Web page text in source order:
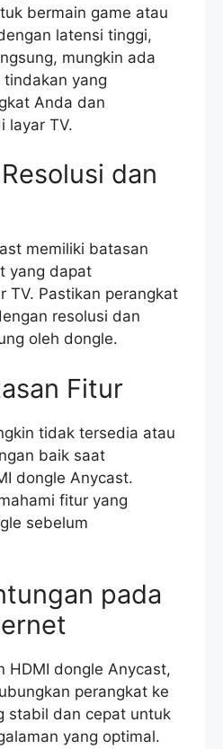
bermain game atau
latensi tinggi,
mungkin ada
yang
Anda dan
layar TV.
dan
memiliki batasan
yang dapat
TV. Pastikan perangkat
resolusi dan
oleh dongle.
Fitur
tidak tersedia atau
baik saat
dongle Anycast.
fitur yang
sebelum
pada
HDMI dongle Anycast,
perangkat ke
stabil dan cepat untuk
yang optimal.